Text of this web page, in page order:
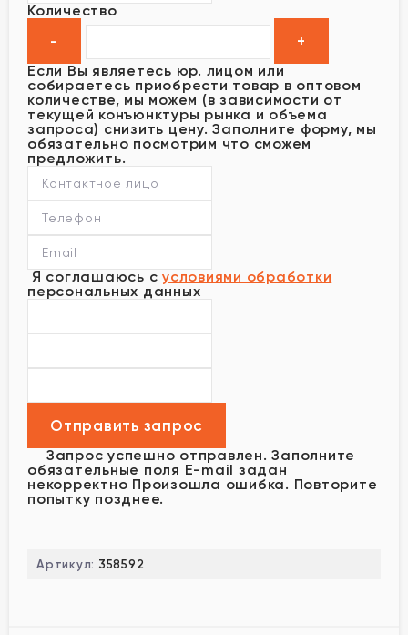
Количество
Если Вы являетесь юр. лицом или
собираетесь приобрести товар в оптовом
количестве, мы можем (в зависимости от
текущей конъюнктуры рынка и объема
запроса) снизить цену. Заполните форму, мы
обязательно посмотрим что сможем
предложить.
Я соглашаюсь с условиями обработки
персональных данных
Запрос успешно отправлен. Заполните
обязательные поля E-mail задан
некорректно Произошла ошибка. Повторите
попытку позднее.
Артикул: 358592